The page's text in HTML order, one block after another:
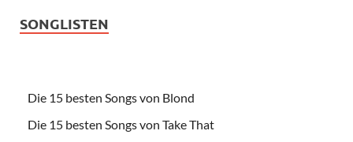
SONGLISTEN
Die 15 besten Songs von Blond
Die 15 besten Songs von Take That